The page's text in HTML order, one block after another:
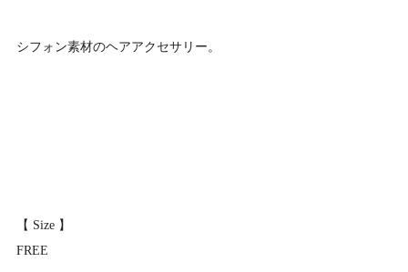
シフォン素材のヘアアクセサリー。
【 Size 】
FREE